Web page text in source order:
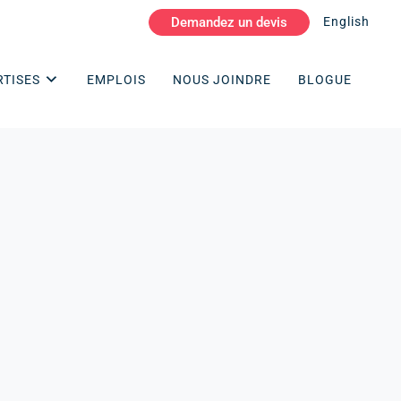
Demandez un devis English
EMPLOIS NOUS JOINDRE BLOGUE